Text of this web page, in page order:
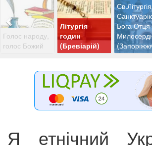
Голос народу,
голос Божий
Літургія
годин
(Бревіарій)
Бога Отця
Я етнічний